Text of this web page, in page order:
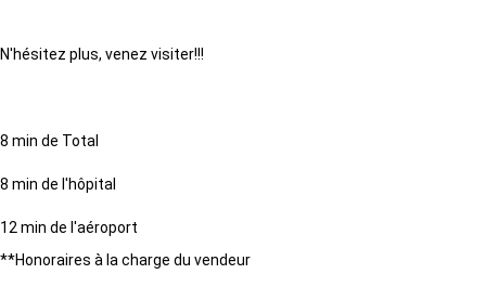
N'hésitez plus, venez visiter!!!
8 min de Total
8 min de l'hôpital
12 min de l'aéroport
**Honoraires à la charge du vendeur